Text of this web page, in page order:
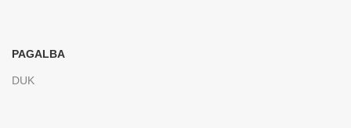
PAGALBA
DUK